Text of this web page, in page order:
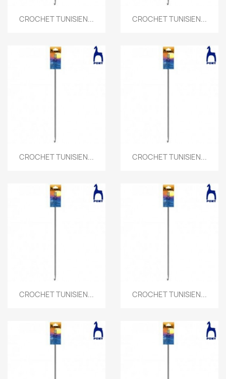
CROCHET TUNISIEN... CROCHET TUNISIEN...
CROCHET TUNISIEN... CROCHET TUNISIEN...
CROCHET TUNISIEN... CROCHET TUNISIEN...